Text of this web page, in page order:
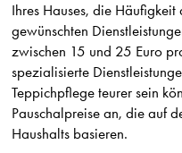
Ihres Hauses, die
gewünschten
zwischen 15 und 25 Euro
spezialisierte
Teppichpflege teurer sein
Pauschalpreise an, die auf
Haushalts basieren.